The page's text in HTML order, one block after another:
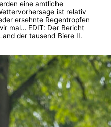
eine amtliche
ist relativ
ersehnte Regentropfen
mal… EDIT: Der Bericht
der tausend Biere II.